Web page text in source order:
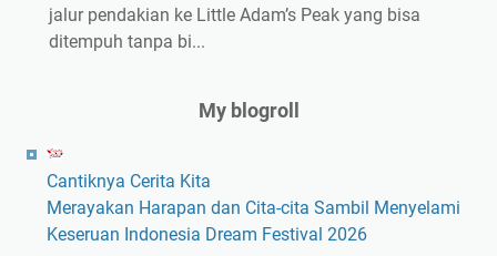
jalur pendakian ke Little Adam’s Peak yang bisa
ditempuh tanpa bi...
My blogroll
Cantiknya Cerita Kita
Merayakan Harapan dan Cita-cita Sambil Menyelami
Keseruan Indonesia Dream Festival 2026